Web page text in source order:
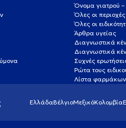
Όνομα γιατρού
Όλες οι περιοχές
Όλες οι
Άρθρα υγείας
Διαγνωστικά
Διαγνωστικά
Συχνές
Ρώτα τους
Λίστα φαρμάκων
ΕλλάδαΒέλγιοΜεξικόΚολομβία